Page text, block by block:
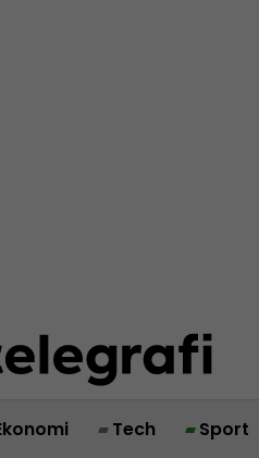
Tech Sport